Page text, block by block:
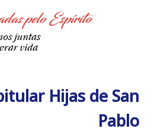
Hijas de San
Pablo